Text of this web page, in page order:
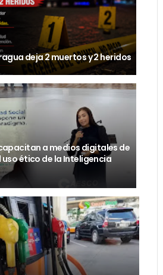
deja 2 muertos y 2 heridos
capacitan a medios digitales de
uso ético de la Inteligencia